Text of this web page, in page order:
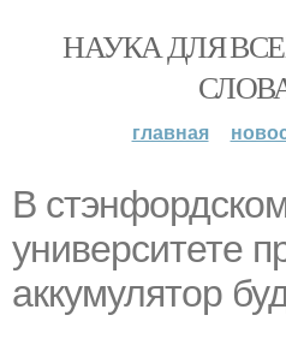
НАУКА ДЛЯ
главная
В
университете
аккумулятор